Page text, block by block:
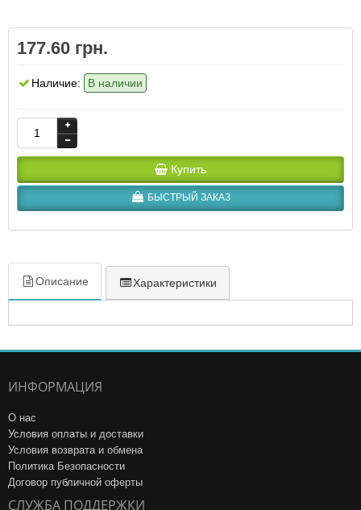
177.60 грн.
Наличие: В наличии
Купить
БЫСТРЫЙ ЗАКАЗ
Описание Характеристики
ИНФОРМАЦИЯ
О нас
Условия оплаты и доставки
Условия возврата и обмена
Политика Безопасности
Договор публичной оферты
СЛУЖБА ПОДДЕРЖКИ